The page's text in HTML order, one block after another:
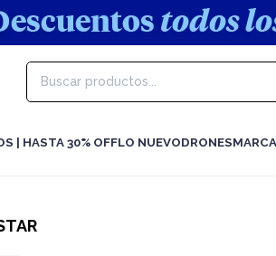
| HASTA 30% OFFLO NUEVODRONES